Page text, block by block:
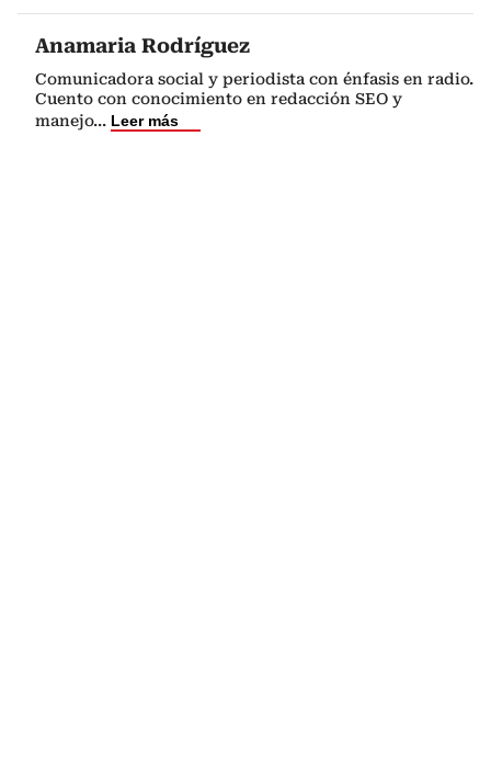
Anamaria Rodríguez
Comunicadora social y periodista con énfasis en radio.
Cuento con conocimiento en redacción SEO y
manejo... Leer más